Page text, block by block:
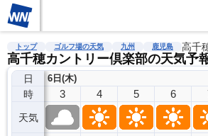
雨雲レーダー 台風情報 地震情報 警報
トップ ゴルフ場の天気 九州 鹿児島 高千
高千穂カントリー倶楽部の天気予
日
時
天気
6日(木)
3 4 5 6